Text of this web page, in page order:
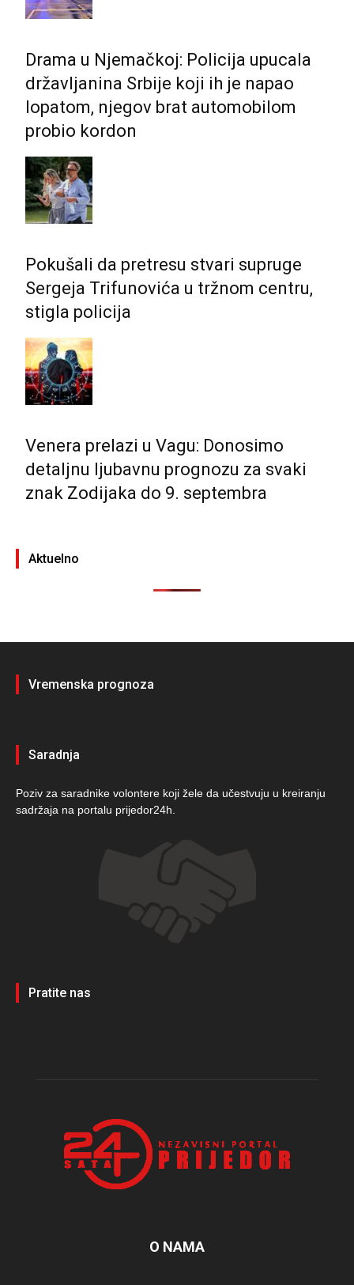
Drama u Njemačkoj: Policija upucala
državljanina Srbije koji ih je napao
lopatom, njegov brat automobilom
probio kordon
Pokušali da pretresu stvari supruge
Sergeja Trifunovića u tržnom centru,
stigla policija
Venera prelazi u Vagu: Donosimo
detaljnu ljubavnu prognozu za svaki
znak Zodijaka do 9. septembra
Aktuelno
Vremenska prognoza
Saradnja
Poziv za saradnike volontere koji žele da učestvuju u kreiranju
sadržaja na portalu prijedor24h.
Pratite nas
O NAMA